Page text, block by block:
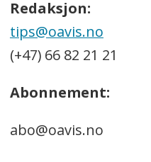
Redaksjon:
tips@oavis.no
(+47) 66 82 21 21
Abonnement:
abo@oavis.no